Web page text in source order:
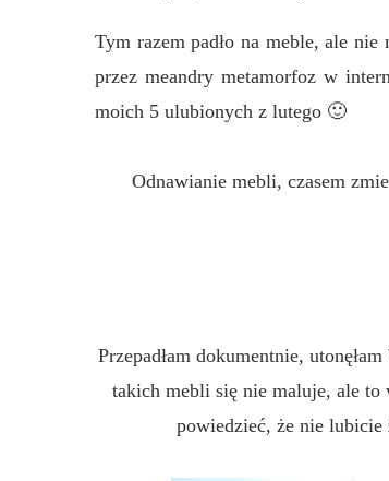
Tym razem padło na meble, ale
przez meandry metamorfoz w
moich 5 ulubionych z lutego 🙂
Odnawianie mebli, czasem
Przepadłam dokumentnie,
takich mebli się nie maluje, ale to
powiedzieć, że nie lubicie